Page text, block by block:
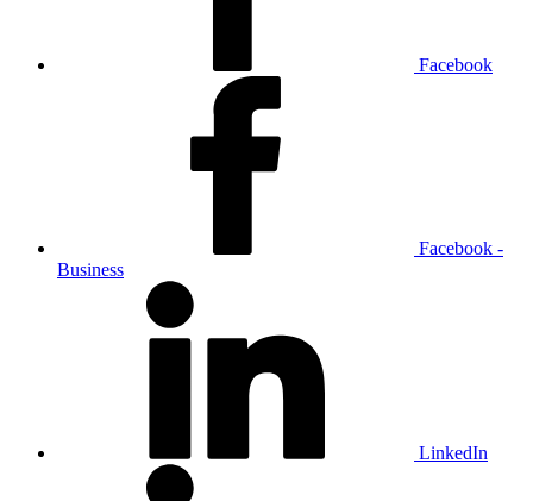
Facebook
Facebook -
Business
LinkedIn